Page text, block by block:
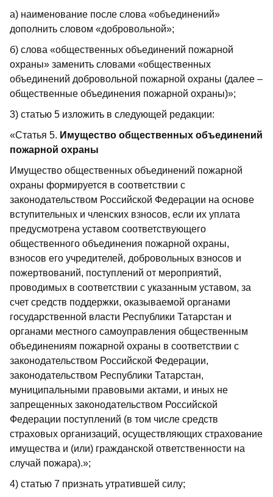
а) наименование после слова «объединений»
дополнить словом «добровольной»;
б) слова «общественных объединений пожарной
охраны» заменить словами «общественных
объединений добровольной пожарной охраны (далее –
общественные объединения пожарной охраны)»;
3) статью 5 изложить в следующей редакции:
«Статья 5. Имущество общественных объединений
пожарной охраны
Имущество общественных объединений пожарной
охраны формируется в соответствии с
законодательством Российской Федерации на основе
вступительных и членских взносов, если их уплата
предусмотрена уставом соответствующего
общественного объединения пожарной охраны,
взносов его учредителей, добровольных взносов и
пожертвований, поступлений от мероприятий,
проводимых в соответствии с указанным уставом, за
счет средств поддержки, оказываемой органами
государственной власти Республики Татарстан и
органами местного самоуправления общественным
объединениям пожарной охраны в соответствии с
законодательством Российской Федерации,
законодательством Республики Татарстан,
муниципальными правовыми актами, и иных не
запрещенных законодательством Российской
Федерации поступлений (в том числе средств
страховых организаций, осуществляющих страхование
имущества и (или) гражданской ответственности на
случай пожара).»;
4) статью 7 признать утратившей силу;